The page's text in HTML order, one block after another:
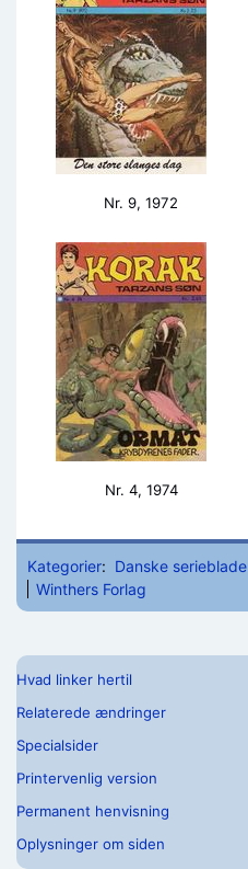
Nr. 9, 1972
Nr. 4, 1974
Kategorier: Danske serieblade
Winthers Forlag
Hvad linker hertil
Relaterede ændringer
Specialsider
Printervenlig version
Permanent henvisning
Oplysninger om siden